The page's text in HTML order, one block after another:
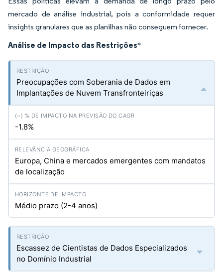
mercado de análise industrial, pois a conformidade requer
insights granulares que as planilhas não conseguem fornecer.
Análise de Impacto das Restrições*
Preocupações com Soberania de Dados em
Implantações de Nuvem Transfronteiriças
-1.8%
Europa, China e mercados emergentes com mandatos
de localização
Médio prazo (2-4 anos)
Escassez de Cientistas de Dados Especializados
no Domínio Industrial